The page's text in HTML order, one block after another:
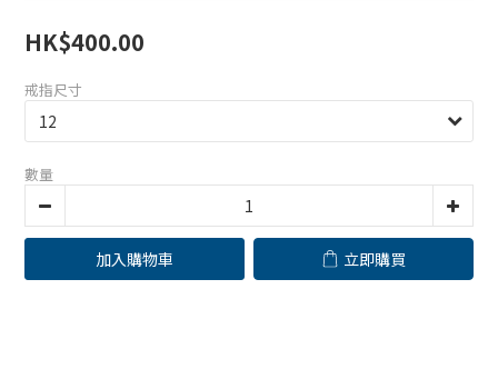
HK$400.00
戒指尺寸
數量
加入購物車 立即購買